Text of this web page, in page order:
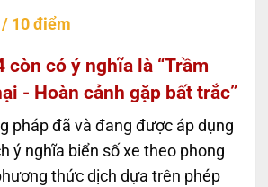
/ 10 điểm
còn có ý nghĩa là “Trầm
- Hoàn cảnh gặp bất trắc”
pháp đã và đang được áp dụng
ý nghĩa biển số xe theo phong
thức dịch dựa trên phép